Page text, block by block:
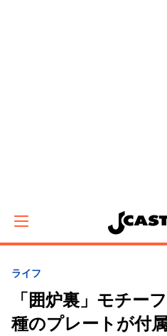
ライフ
「囲炉裏」モチ
種のプレートが付